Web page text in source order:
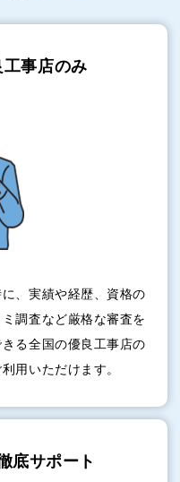
工事店のみ
、実績や経歴、資格の
調査など厳格な審査を
る全国の優良工事店の
用いただけます。
底サポート